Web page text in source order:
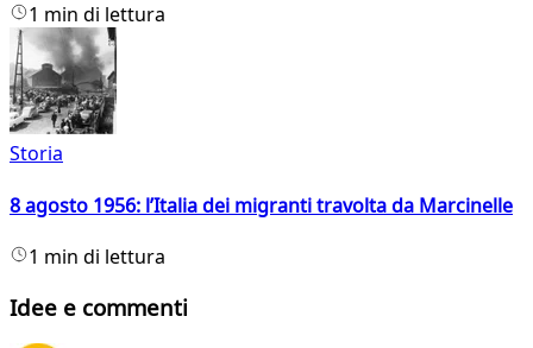
1 min di lettura
Storia
8 agosto 1956: l’Italia dei migranti travolta da Marcinelle
1 min di lettura
Idee e commenti